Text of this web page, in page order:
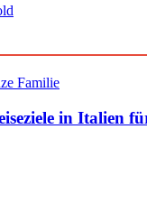
in Italien